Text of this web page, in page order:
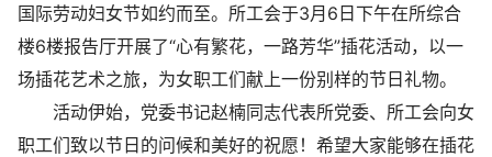
国际劳动妇女节如约而至。所工会于3月6日下午在所综合
楼6楼报告厅开展了“心有繁花，一路芳华”插花活动，以一
场插花艺术之旅，为女职工们献上一份别样的节日礼物。
活动伊始，党委书记赵楠同志代表所党委、所工会向女
职工们致以节日的问候和美好的祝愿！希望大家能够在插花